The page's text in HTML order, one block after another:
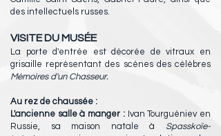
des intellectuels russes.
VISITE DU MUSÉE
La porte d'entrée est décorée de vitraux en
grisaille représentant des scènes des célèbres
Mémoires d'un Chasseur.
A​u rez de chaussée :
L'ancienne salle à manger : Ivan Tourguéniev en
Russie, sa maison natale à Spasskoïe-